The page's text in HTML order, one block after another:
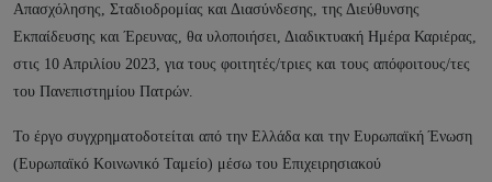
Απασχόλησης, Σταδιοδρομίας και Διασύνδεσης, της Διεύθυνσης
Εκπαίδευσης και Έρευνας, θα υλοποιήσει, Διαδικτυακή Ημέρα Καριέρας,
στις 10 Απριλίου 2023, για τους φοιτητές/τριες και τους απόφοιτους/τες
του Πανεπιστημίου Πατρών.
Το έργο συγχρηματοδοτείται από την Ελλάδα και την Ευρωπαϊκή Ένωση
(Ευρωπαϊκό Κοινωνικό Ταμείο) μέσω του Επιχειρησιακού